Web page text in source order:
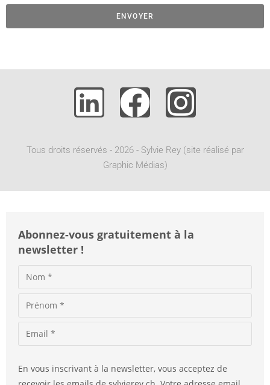
ENVOYER
Tous droits réservés - 2026 - Sylvie Rey (site réalisé par
Graphic Médias)
Abonnez-vous gratuitement à la
newsletter !
En vous inscrivant à la newsletter, vous acceptez de